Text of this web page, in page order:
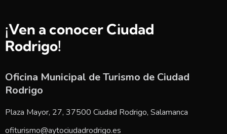
¡Ven a conocer Ciudad
Rodrigo!
Oficina Municipal de Turismo de Ciudad
Rodrigo
Plaza Mayor, 27, 37500 Ciudad Rodrigo, Salamanca
ofiturismo@aytociudadrodrigo.es